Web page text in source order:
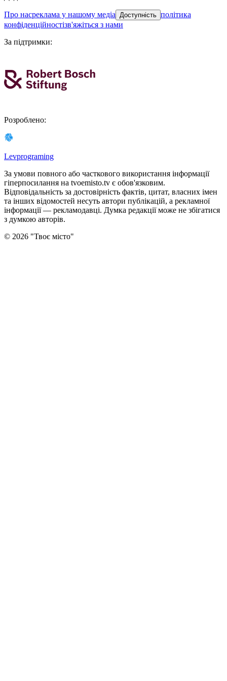
про насреклама у нашому медіа Доступність політика
конфіденційностізв'яжіться з нами
За підтримки:
Розроблено:
Levprograming
За умови повного або часткового використання iнформацiї
гіперпосилання на tvoemisto.tv є обов'язковим.
Відповідальність за достовірність фактів, цитат, власних імен
та інших відомостей несуть автори публікацій, а рекламної
інформації — рекламодавці. Думка редакцiї може не збiгатися
з думкою авторiв.
© 2026 "Твоє місто"